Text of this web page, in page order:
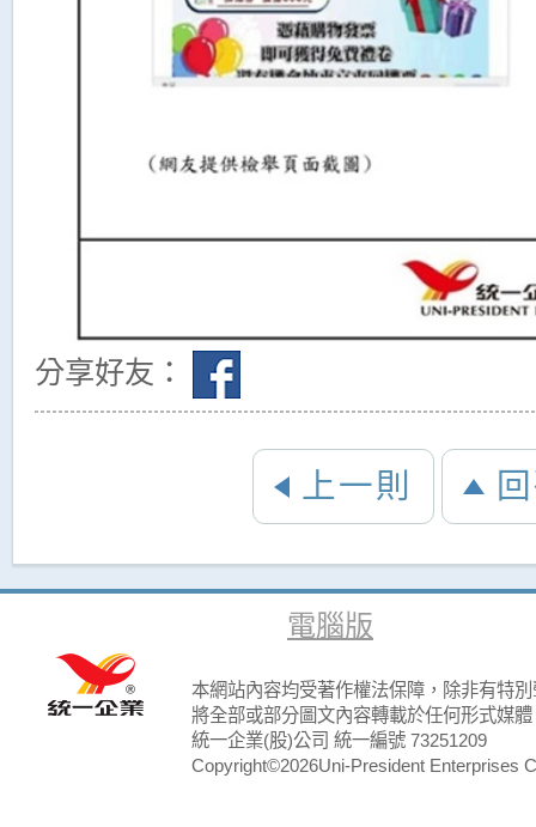
分享好友：
上一則
電腦版
本網站內容均受著作權法保障，除非有特
將全部或部分圖文內容轉載於任何形式媒體
統一企業(股)公司 統一編號 73251209
Copyright©2026Uni-President Enterprises